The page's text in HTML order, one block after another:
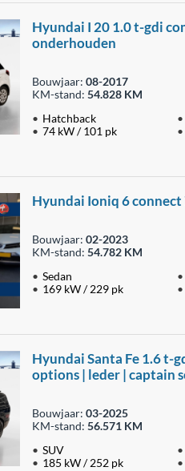
Hyundai I 20 1.0 t-gdi
onderhouden
Bouwjaar:08-2017
KM-stand:54.828 KM
Hatchback
74 kW / 101 pk
Hyundai Ioniq 6 connect
Bouwjaar:02-2023
KM-stand:54.782 KM
Sedan
169 kW / 229 pk
Hyundai Santa Fe 1.6 t-
options | leder | captain
Bouwjaar:03-2025
KM-stand:56.571 KM
SUV
185 kW / 252 pk